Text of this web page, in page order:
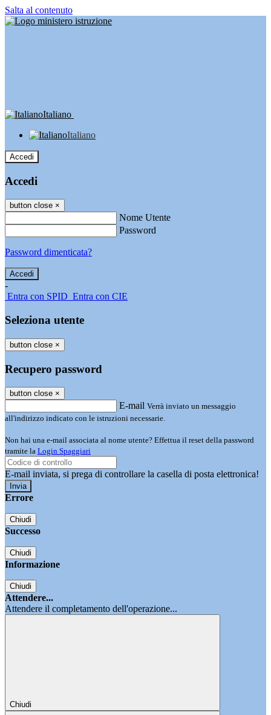
Salta al contenuto
Italiano
Italiano
Accedi
Accedi
button close ×
Nome Utente
Password
Password dimenticata?
-
Entra con SPID Entra con CIE
Seleziona utente
button close ×
Recupero password
button close ×
E-mail Verrà inviato un messaggio
all'indirizzo indicato con le istruzioni necessarie.
Non hai una e-mail associata al nome utente? Effettua il reset della password
tramite la Login Spaggiari
E-mail inviata, si prega di controllare la casella di posta elettronica!
Errore
Chiudi
Successo
Chiudi
Informazione
Chiudi
Attendere...
Attendere il completamento dell'operazione...
Chiudi